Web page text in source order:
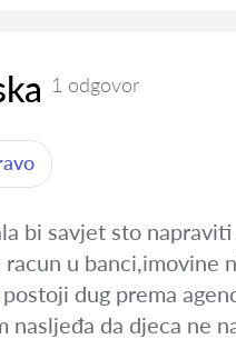
1 odgovor
bi savjet sto
racun u
dug prema
nasljeđa da djeca ne